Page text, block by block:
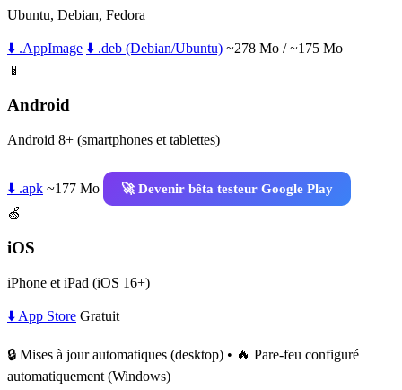
Ubuntu, Debian, Fedora
⬇️ .AppImage ⬇️ .deb (Debian/Ubuntu) ~278 Mo / ~175 Mo
📱
Android
Android 8+ (smartphones et tablettes)
⬇️ .apk ~177 Mo
🚀 Devenir bêta testeur Google Play
🍏
iOS
iPhone et iPad (iOS 16+)
⬇️ App Store Gratuit
🔒 Mises à jour automatiques (desktop) • 🔥 Pare-feu configuré
automatiquement (Windows)